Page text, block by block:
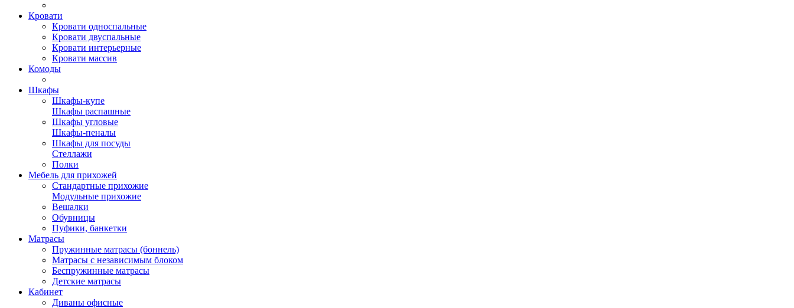
Кровати
Кровати односпальные
Кровати двуспальные
Кровати интерьерные
Кровати массив
Комоды
Шкафы
Шкафы-купе
Шкафы распашные
Шкафы угловые
Шкафы-пеналы
Шкафы для посуды
Стеллажи
Полки
Мебель для прихожей
Стандартные прихожие
Модульные прихожие
Вешалки
Обувницы
Пуфики, банкетки
Матрасы
Пружинные матрасы (боннель)
Матрасы с независимым блоком
Беспружинные матрасы
Детские матрасы
Кабинет
Диваны офисные